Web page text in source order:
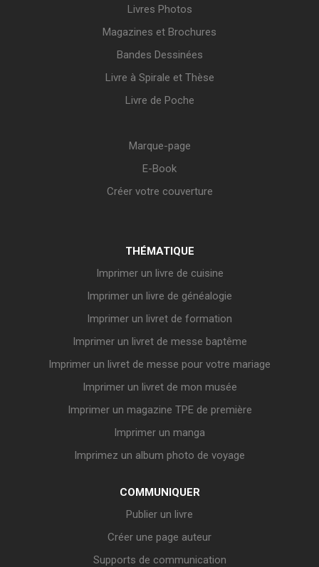
Livres Photos
Magazines et Brochures
Bandes Dessinées
Livre à Spirale et Thèse
Livre de Poche
Marque-page
E-Book
Créer votre couverture
THÉMATIQUE
Imprimer un livre de cuisine
Imprimer un livre de généalogie
Imprimer un livret de formation
Imprimer un livret de messe baptême
Imprimer un livret de messe pour votre mariage
Imprimer un livret de mon musée
Imprimer un magazine TPE de première
Imprimer un manga
Imprimez un album photo de voyage
COMMUNIQUER
Publier un livre
Créer une page auteur
Supports de communication